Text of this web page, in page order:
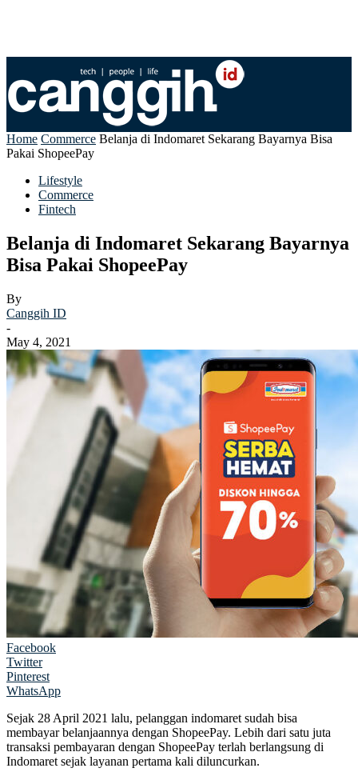
Home Commerce Belanja di Indomaret Sekarang Bayarnya Bisa
Pakai ShopeePay
Lifestyle
Commerce
Fintech
Belanja di Indomaret Sekarang Bayarnya
Bisa Pakai ShopeePay
By
Canggih ID
-
May 4, 2021
Facebook
Twitter
Pinterest
WhatsApp
Sejak 28 April 2021 lalu, pelanggan indomaret sudah bisa
membayar belanjaannya dengan ShopeePay. Lebih dari satu juta
transaksi pembayaran dengan ShopeePay terlah berlangsung di
Indomaret sejak layanan pertama kali diluncurkan.